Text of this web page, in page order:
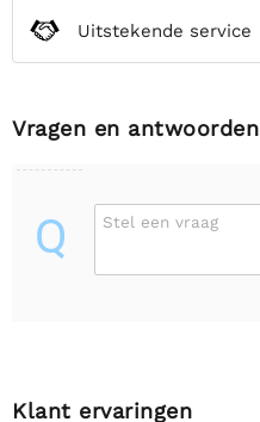
Uitstekende service
Vragen en antwoorden
Q Stel een vraag
Klant ervaringen